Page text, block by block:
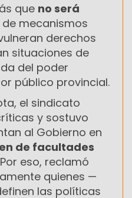
que no será
de mecanismos
derechos
situaciones de
del poder
público provincial.
el sindicato
y sostuvo
al Gobierno en
de facultades
Por eso, reclamó
quienes —
las políticas